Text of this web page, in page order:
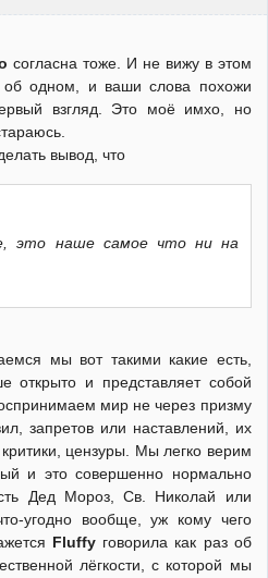
согласна тоже. И не вижу в этом
об одном, и ваши слова похожи
взгляд. Это моё имхо, но
вывод, что
это наше самое что ни на
мы вот такими какие есть,
открыто и представляет собой
мир не через призму
запретов или наставлений, их
цензуры. Мы легко верим
и это совершенно нормально
Дед Мороз, Св. Николай или
угодно вообще, уж кому чего
Fluffy говорила как раз об
лёгкости, с которой мы